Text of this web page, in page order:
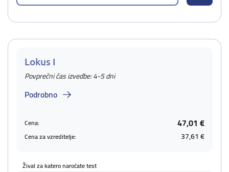
Lokus I
Povprečni čas izvedbe: 4-5 dni
Podrobno
Cena: 47,01 €
Cena za vzreditelje: 37,61 €
Žival za katero naročate test